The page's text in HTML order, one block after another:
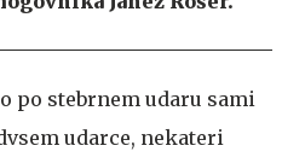
po stebrnem udaru sami
udarce, nekateri